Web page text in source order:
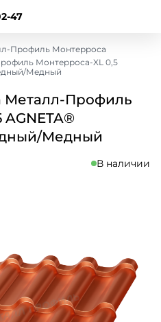
47
Профиль Монтерроса
Монтерроса-XL 0,5
Медный
Металл-Профиль
Медный
В наличии